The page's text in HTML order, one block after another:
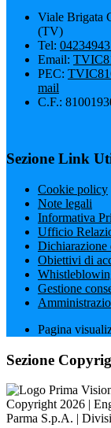
Viale Brigata
(TV)
Tel:
Email:
PEC:
mail
C.F.:
Sezione Link
Cookie policy
Note legali
Informativa
Ufficio
Dichiarazione
Obiettivi di
Gestione
Pagina
Sezione
Copyright 2026 |
Parma S.p.A. |